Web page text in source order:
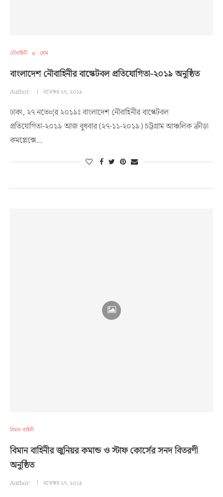
নৌবাহিনী হোম
বাংলাদেশ নৌবাহিনীর বাস্কেটবল প্রতিযোগিতা-২০১৯ অনুষ্ঠিত
Author: নভেম্বর ২৭, ২০১৯
ঢাকা, ২৭ নভে¤¦র ২০১৯ঃ বাংলাদেশ নৌবাহিনীর বাস্কেটবল
প্রতিযোগিতা-২০১৯ আজ বুধবার (২৭-১১-২০১৯) চট্টগ্রাম আঞ্চলিক ক্রীড়া
কমপ্লেক্সে…
বিমান বাহিনী
বিমান বাহিনীর জুনিয়র কমান্ড ও স্টাফ কোর্সের সনদ বিতরণী
অনুষ্ঠিত
Author: নভেম্বর ২৭, ২০১৯